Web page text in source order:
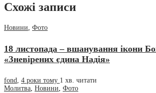
Схожі записи
Новини, Фото
18 листопада – вшанування ікони
«Зневірених єдина Надія»
fond, 4 роки тому 1 хв. читати
Молитва, Новини, Фото